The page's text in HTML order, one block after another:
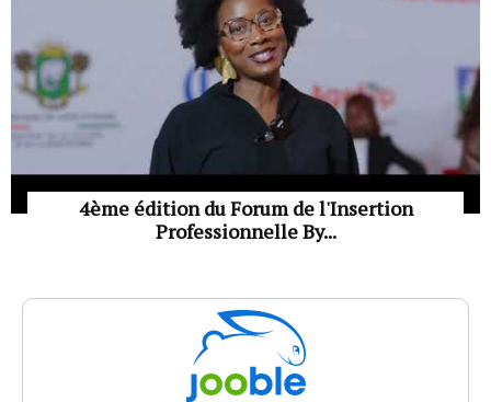
4ème édition du Forum de l'Insertion
Professionnelle By...